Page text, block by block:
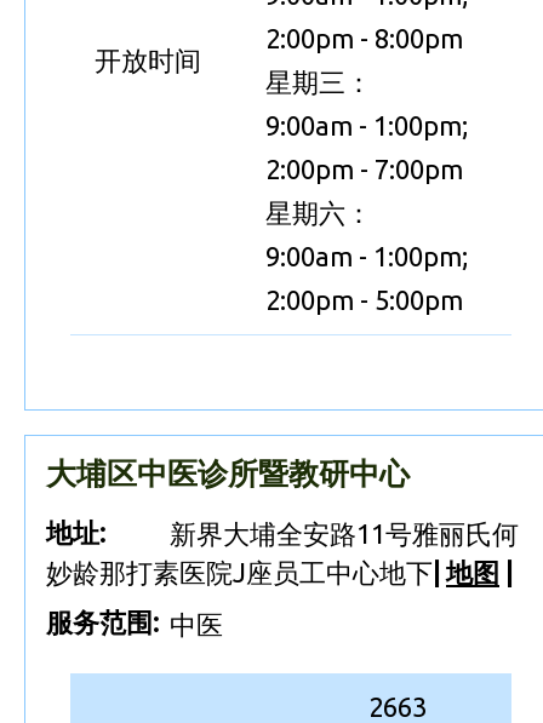
开放时间
2:00pm - 8:00pm
星期三：
9:00am - 1:00pm;
2:00pm - 7:00pm
星期六：
9:00am - 1:00pm;
2:00pm - 5:00pm
大埔区中医诊所暨教研中心
地址:
新界大埔全安路11号雅丽氏何
妙龄那打素医院J座员工中心地下 地图
服务范围: 中医
2663